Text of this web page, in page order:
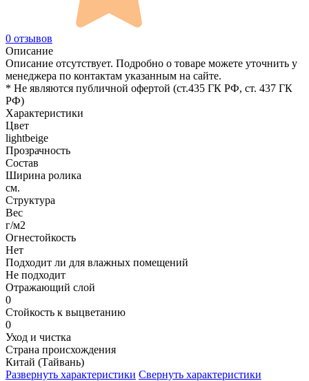
0 отзывов
Описание
Описание отсутствует. Подробно о товаре можете уточнить у
менеджера по контактам указанным на сайте.
* Не являются публичной офертой (ст.435 ГК РФ, cт. 437 ГК
РФ)
Характеристики
Цвет
lightbeige
Прозрачность
Состав
Ширина ролика
см.
Структура
Вес
г/м2
Огнестойкость
Нет
Подходит ли для влажных помещений
Не подходит
Отражающий слой
0
Стойкость к выцветанию
0
Уход и чистка
Страна происхождения
Китай (Тайвань)
Развернуть характеристики Свернуть характеристики